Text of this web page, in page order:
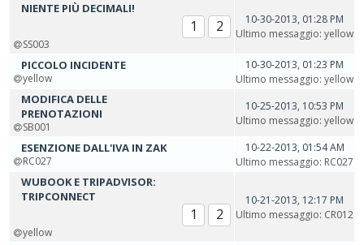
NIENTE PIÙ DECIMALI!
1 2
SS003
10-30-2013, 01:28 PM
Ultimo messaggio: yellow
PICCOLO INCIDENTE
yellow
10-30-2013, 01:23 PM
Ultimo messaggio: yellow
MODIFICA DELLE
PRENOTAZIONI
SB001
10-25-2013, 10:53 PM
Ultimo messaggio: yellow
ESENZIONE DALL'IVA IN ZAK
RC027
10-22-2013, 01:54 AM
Ultimo messaggio: RC027
WUBOOK E TRIPADVISOR:
TRIPCONNECT
1 2
yellow
10-21-2013, 12:17 PM
Ultimo messaggio: CR012